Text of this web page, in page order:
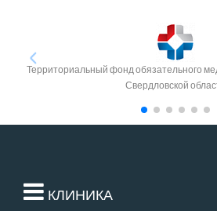
Территориальный фонд обязательного
Свердловской
КЛИНИКА